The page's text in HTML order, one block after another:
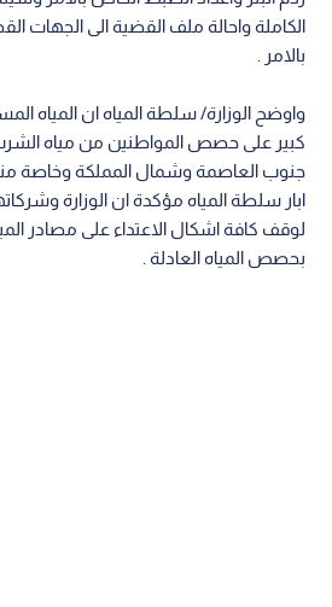
الكاملة واحالة ملف القضية الى الجهات
بالامر .
واوضح الوزارة/ سلطة المياه ان المياه
كبير على حصص المواطنين من مياه
جنوب العاصمة وشمال المملكة وخاصة
ابار سلطة المياه مؤكدة ان الوزارة
لوقف كافة اشكال الاعتداء على مصادر
بحصص المياه العادلة .